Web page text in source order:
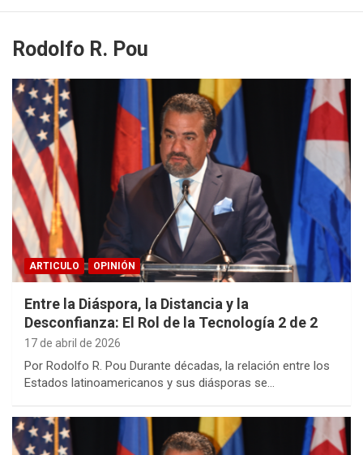
Rodolfo R. Pou
ARTICULO OPINIÓN
Entre la Diáspora, la Distancia y la
Desconfianza: El Rol de la Tecnología 2 de 2
17 de abril de 2026
Por Rodolfo R. Pou Durante décadas, la relación entre los
Estados latinoamericanos y sus diásporas se…